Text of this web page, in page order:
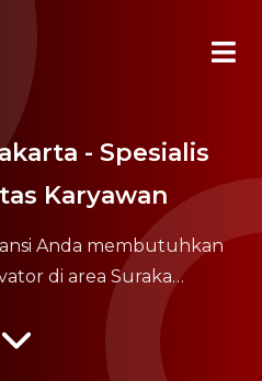
- Spesialis
Karyawan
Anda membutuhkan
di area Suraka…